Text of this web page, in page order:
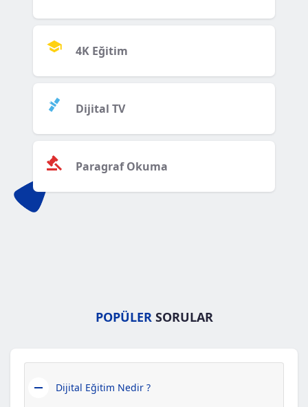
4K Eğitim
Dijital TV
Paragraf Okuma
POPÜLERSORULAR
Dijital Eğitim Nedir ?